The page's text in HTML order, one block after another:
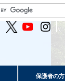
保護者の方